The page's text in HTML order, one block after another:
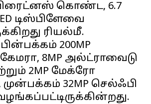
கொண்ட, 6.7
டிஸ்பிளேவை
ரியல்மீ.
200MP
8MP அல்ட்ராவைடு
2MP மேக்ரோ
32MP செல்ஃபி